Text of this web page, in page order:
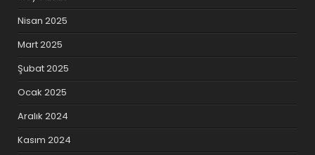
Nisan 2025
Mart 2025
Şubat 2025
Ocak 2025
Aralık 2024
Kasım 2024